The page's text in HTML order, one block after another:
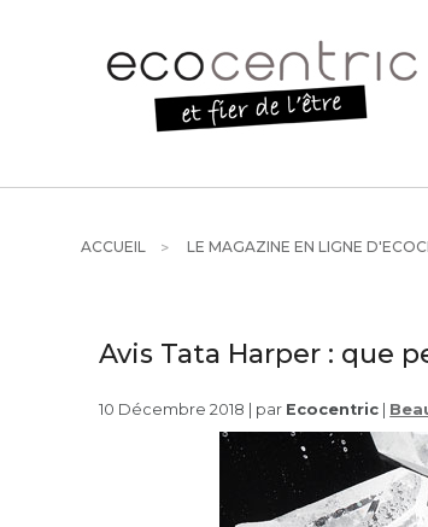
ACCUEIL LE MAGAZINE EN LIGNE
Avis Tata Harper : que
10 Décembre 2018 | par Ecocentric